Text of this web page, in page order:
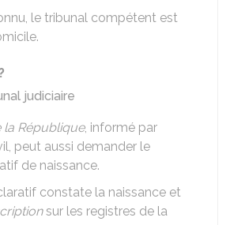
le tribunal compétent est
judiciaire
République, informé par
peut aussi demander le
de naissance.
constate la naissance et
sur les registres de la